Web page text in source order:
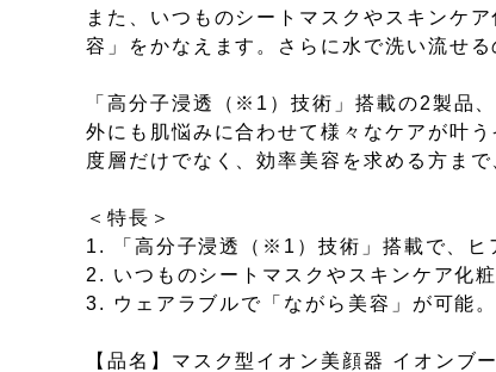
また、いつものシートマスクやスキンケ
容」をかなえます。さらに水で洗い流せる
「高分子浸透（※1）技術」搭載の2製品
外にも肌悩みに合わせて様々なケアが叶
度層だけでなく、効率美容を求める方ま
＜特長＞
1. 「高分子浸透（※1）技術」搭載で、
2. いつものシートマスクやスキンケア化
3. ウェアラブルで「ながら美容」が可能
【品名】マスク型イオン美顔器 イオンブ